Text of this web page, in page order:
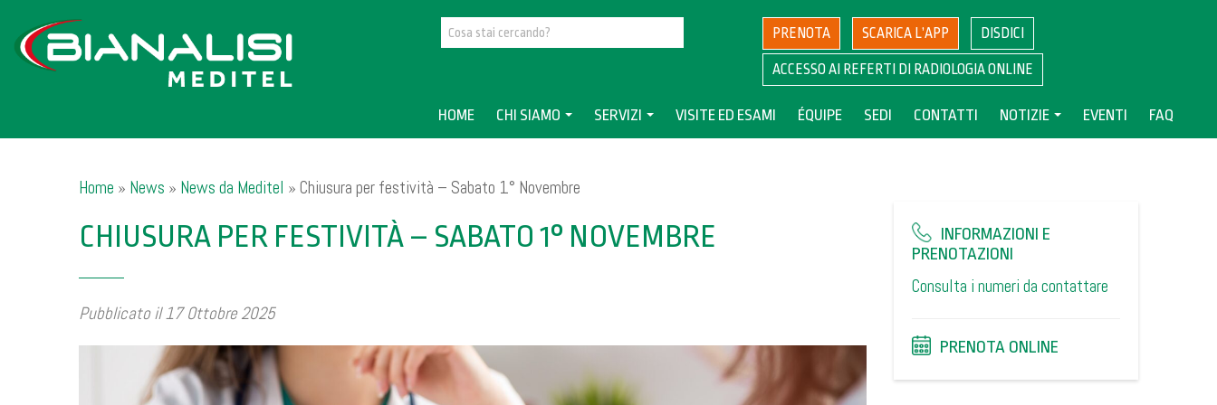
PRENOTA SCARICA L’APP DISDICI
ACCESSO AI REFERTI DI RADIOLOGIA ONLINE
HOME CHI SIAMO SERVIZI VISITE ED ESAMI ÉQUIPE SEDI CONTATTI NOTIZIE EVENTI FAQ
Home » News » News da Meditel » Chiusura per festività – Sabato 1° Novembre
CHIUSURA PER FESTIVITÀ – SABATO 1° NOVEMBRE
Pubblicato il 17 Ottobre 2025
INFORMAZIONI E
PRENOTAZIONI
Consulta i numeri da contattare
PRENOTA ONLINE